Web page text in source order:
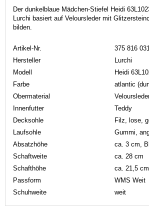
Der dunkelblaue Mädchen-Stiefel Heidi
Lurchi basiert auf Veloursleder mit
bilden.
Artikel-Nr.
375 816 031
Hersteller
Lurchi
Modell
Heidi
Farbe
atlantic
Obermaterial
Innenfutter
Teddy
Decksohle
Filz, lose,
Laufsohle
Gummi,
Absatzhöhe
ca. 3 cm,
Schaftweite
ca. 28 cm
Schafthöhe
ca. 21,5 cm
Passform
WMS Weit
Schuhweite
weit